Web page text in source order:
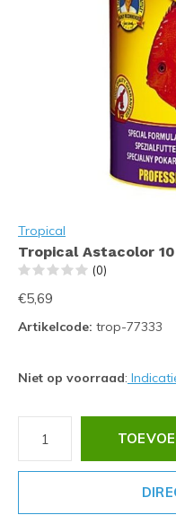
Tropical
Tropical Astacolor
(0)
€5,69
Artikelcode: trop-77333
Niet op voorraad: